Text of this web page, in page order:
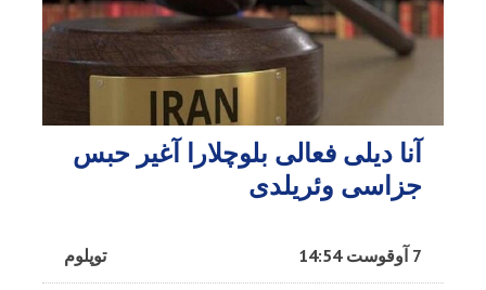
آنا دیلی فعالی بلوچلارا آغیر حبس
جزاسی وئریلدی
توپلوم 7 آوقوست 14:54